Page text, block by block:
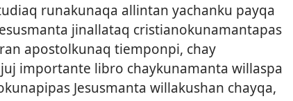
runakunaqa allintan yachanku payqa
jinallataq cristianokunamantapas
apostolkunaq tiemponpi, chay
importante libro chaykunamanta willaspa
Jesusmanta willakushan chayqa,